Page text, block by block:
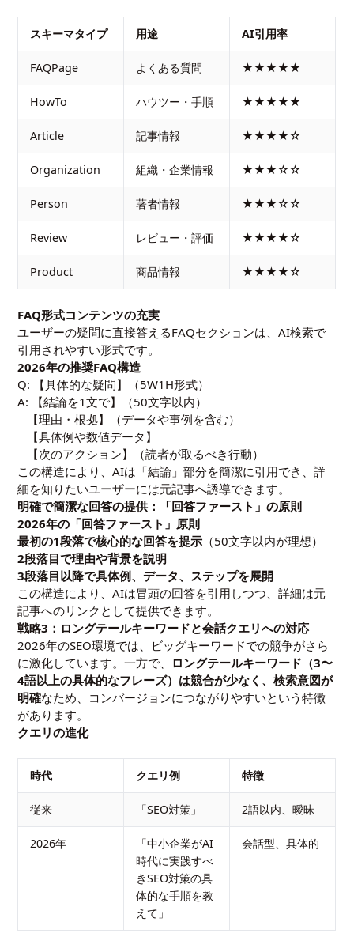
スキーマタイプ 用途 AI引用率
FAQPage よくある質問 ★★★★★
HowTo ハウツー・手順 ★★★★★
Article 記事情報 ★★★★☆
Organization 組織・企業情報 ★★★☆☆
Person 著者情報 ★★★☆☆
Review レビュー・評価 ★★★★☆
Product 商品情報 ★★★★☆
FAQ形式コンテンツの充実
ユーザーの疑問に直接答えるFAQセクションは、AI検索で
引用されやすい形式です。
2026年の推奨FAQ構造
Q: 【具体的な疑問】（5W1H形式）
A: 【結論を1文で】（50文字以内）
【理由・根拠】（データや事例を含む）
【具体例や数値データ】
【次のアクション】（読者が取るべき行動）
この構造により、AIは「結論」部分を簡潔に引用でき、詳
細を知りたいユーザーには元記事へ誘導できます。
明確で簡潔な回答の提供：「回答ファースト」の原則
2026年の「回答ファースト」原則
最初の1段落で核心的な回答を提示 （50文字以内が理想）
2段落目で理由や背景を説明
3段落目以降で具体例、データ、ステップを展開
この構造により、AIは冒頭の回答を引用しつつ、詳細は元
記事へのリンクとして提供できます。
戦略3：ロングテールキーワードと会話クエリへの対応
2026年のSEO環境では、ビッグキーワードでの競争がさら
に激化しています。一方で、 ロングテールキーワード（3〜
4語以上の具体的なフレーズ）は競合が少なく、検索意図が
明確なため、コンバージョンにつながりやすいという特徴
があります。
クエリの進化
時代 クエリ例 特徴
従来 「SEO対策」 2語以内、曖昧
2026年
「中小企業がAI
時代に実践すべ
きSEO対策の具
体的な手順を教
えて」
会話型、具体的